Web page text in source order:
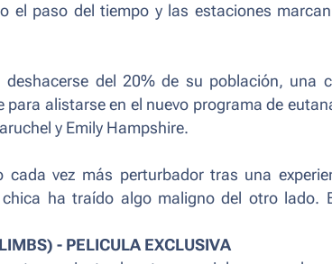
el paso del tiempo y las estaciones
del 20% de su población, una
alistarse en el nuevo programa de
y Emily Hampshire.
vez más perturbador tras una
ha traído algo maligno del otro lado.
- PELICULA EXCLUSIVA